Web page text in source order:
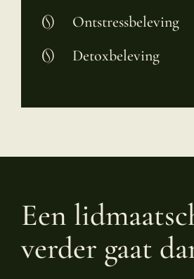
Ontstressbeleving
Detoxbeleving
Een
verder gaat